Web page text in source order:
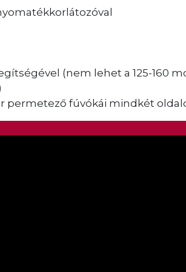
(nem lehet a 125-160
permetező fúvókái mindkét